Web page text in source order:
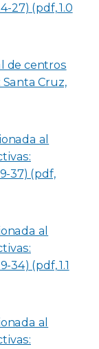
27) (pdf, 1.0
de centros
Cruz,
al
37) (pdf,
al
34) (pdf, 1.1
al